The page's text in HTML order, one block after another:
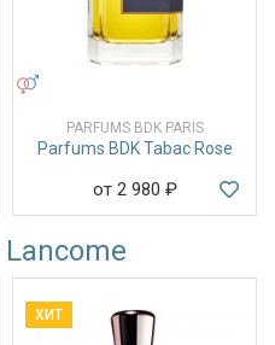
PARFUMS BDK PARIS
Parfums BDK Tabac Rose
от 2 980 ₽
Lancome
ХИТ